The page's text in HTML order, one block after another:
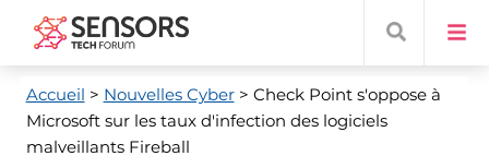
Accueil > Nouvelles Cyber> Check Point s'oppose à
Microsoft sur les taux d'infection des logiciels
malveillants Fireball